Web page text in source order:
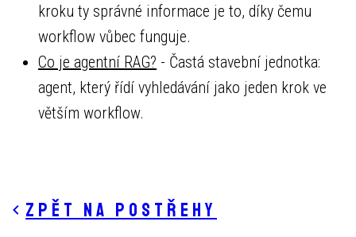
kroku ty správné informace je to, díky čemu
workflow vůbec funguje.
Co je agentní RAG? - Častá stavební jednotka:
agent, který řídí vyhledávání jako jeden krok ve
větším workflow.
Zpět na postřehy